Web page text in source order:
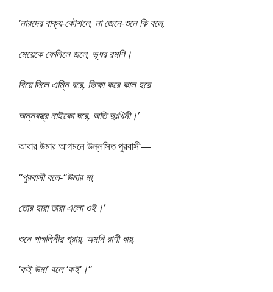
‘নারদের বাক্য-কৌশলে, না জেনে-শুনে কি বলে,
মেয়েকে ফেলিলে জলে, ভূধর রমণি।
বিয়ে দিলে এম্নি বরে, ভিক্ষা করে কাল হরে
অন্নবস্ত্র নাইকো ঘরে, অতি দুঃখিনী।’
আবার উমার আগমনে উল্লসিত পুরবাসী—
“পুরবাসী বলে-“উমার মা,
তোর হারা তারা এলো ওই।’
শুনে পাগলিনীর প্রায়, অমনি রাণী ধায়,
‘কই উমা’ বলে ‘কই’।”